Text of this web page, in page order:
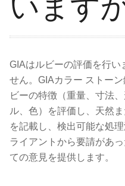
GIAはルビーの評価を行い
せん。GIAカラー ストー
ビーの特徴（重量、寸法
ル、色）を評価し、天然
を記載し、検出可能な処
ライアントから要請があ
ての意見を提供します。